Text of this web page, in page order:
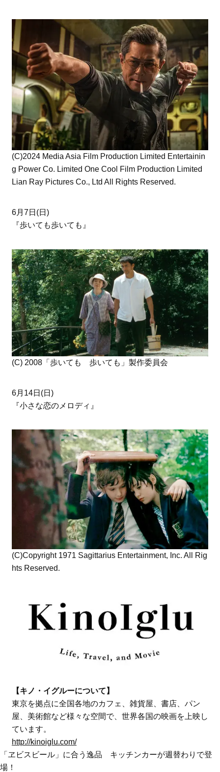
(C)2024 Media Asia Film Production Limited Entertainin
g Power Co. Limited One Cool Film Production Limited
Lian Ray Pictures Co., Ltd All Rights Reserved.
6月7日(日)
『歩いても歩いても』
(C) 2008「歩いても 歩いても」製作委員会
6月14日(日)
『小さな恋のメロディ』
(C)Copyright 1971 Sagittarius Entertainment, Inc. All Rig
hts Reserved.
【キノ・イグルーについて】
東京を拠点に全国各地のカフェ、雑貨屋、書店、パン
屋、美術館など様々な空間で、世界各国の映画を上映し
ています。
http://kinoiglu.com/
「ヱビスビール」に合う逸品 キッチンカーが週替わりで登
場！